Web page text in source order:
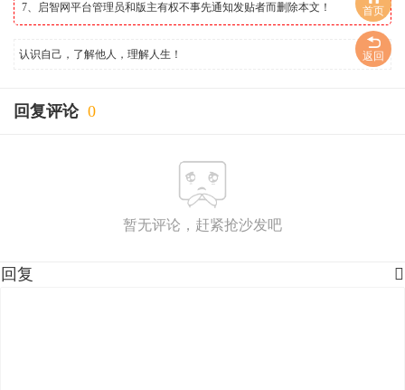
7、启智网平台管理员和版主有权不事先通知发贴者而删除本文！
认识自己，了解他人，理解人生！
回复评论 0
暂无评论，赶紧抢沙发吧
首页
返回

回复